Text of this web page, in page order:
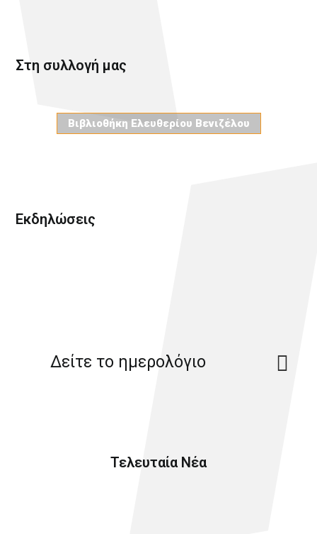
Στη συλλογή μας
Βιβλιοθήκη Ελευθερίου Βενιζέλου
Εκδηλώσεις
Δείτε το ημερολόγιο
Τελευταία Νέα